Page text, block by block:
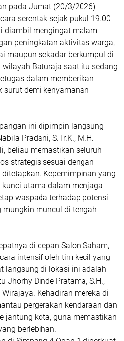
pada Jumat (20/3/2026)
serentak sejak pukul 19.00
diambil mengingat malam
peningkatan aktivitas warga,
maupun sekadar berkumpul di
Baturaja saat itu sedang
dalam memberikan
surut demi kenyamanan
ini dipimpin langsung
Pradani, S.Tr.K., M.H.
beliau memastikan seluruh
strategis sesuai dengan
Kepemimpinan yang
utama dalam menjaga
waspada terhadap potensi
mungkin muncul di tengah
di depan Salon Saham,
intensif oleh tim kecil yang
langsung di lokasi ini adalah
Jhorhy Dinde Pratama, S.H.,
Kehadiran mereka di
pergerakan kendaraan dan
jantung kota, guna memastikan
berlebihan.